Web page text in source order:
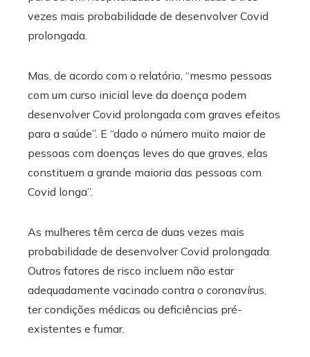
vezes mais probabilidade de desenvolver Covid
prolongada.
Mas, de acordo com o relatório, “mesmo pessoas
com um curso inicial leve da doença podem
desenvolver Covid prolongada com graves efeitos
para a saúde”. E “dado o número muito maior de
pessoas com doenças leves do que graves, elas
constituem a grande maioria das pessoas com
Covid longa”.
As mulheres têm cerca de duas vezes mais
probabilidade de desenvolver Covid prolongada.
Outros fatores de risco incluem não estar
adequadamente vacinado contra o coronavírus,
ter condições médicas ou deficiências pré-
existentes e fumar.